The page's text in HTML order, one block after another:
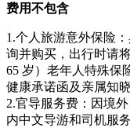
费用不包含
1.个人旅游意外保险
询并购买，出行时请
65 岁）老年人特殊保
健康承诺函及亲属知
2.官导服务费：因境
内中文导游和司机服